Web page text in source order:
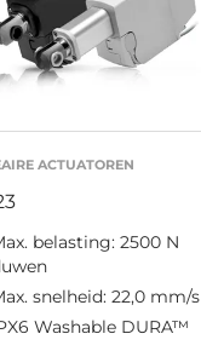
ACTUATOREN
belasting: 2500 N
snelheid: 22,0 mm/s
Washable DURA™